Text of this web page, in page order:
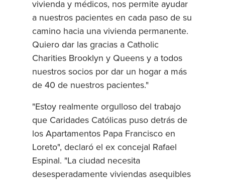
vivienda y médicos, nos permite ayudar
a nuestros pacientes en cada paso de su
camino hacia una vivienda permanente.
Quiero dar las gracias a Catholic
Charities Brooklyn y Queens y a todos
nuestros socios por dar un hogar a más
de 40 de nuestros pacientes."
"Estoy realmente orgulloso del trabajo
que Caridades Católicas puso detrás de
los Apartamentos Papa Francisco en
Loreto", declaró el ex concejal Rafael
Espinal. "La ciudad necesita
desesperadamente viviendas asequibles